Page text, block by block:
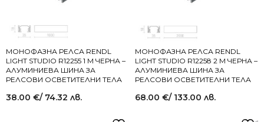
МОНОФАЗНА РЕЛСА RENDL
LIGHT STUDIO R12255 1 М ЧЕРНА –
АЛУМИНИЕВА ШИНА ЗА
РЕЛСОВИ ОСВЕТИТЕЛНИ ТЕЛА
38.00 €/ 74.32 лв.
МОНОФАЗНА РЕЛСА RENDL
LIGHT STUDIO R12258 2 М ЧЕРНА –
АЛУМИНИЕВА ШИНА ЗА
РЕЛСОВИ ОСВЕТИТЕЛНИ ТЕЛА
68.00 €/ 133.00 лв.